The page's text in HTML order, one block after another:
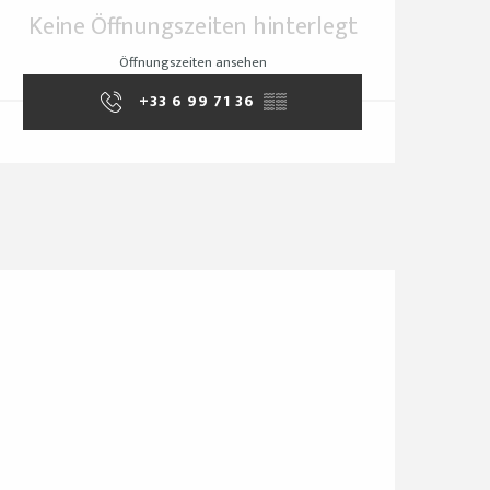
Keine Öffnungszeiten hinterlegt
Öffnungszeiten ansehen
+33 6 99 71 36 ▒▒